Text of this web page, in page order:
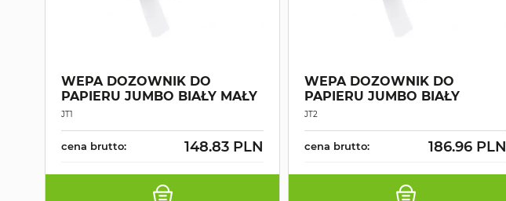
WEPA DOZOWNIK DO
PAPIERU JUMBO BIAŁY MAŁY
JT1
cena brutto: 148.83 PLN
WEPA DOZOWNIK DO
PAPIERU JUMBO BIAŁY
JT2
cena brutto: 186.96 PLN